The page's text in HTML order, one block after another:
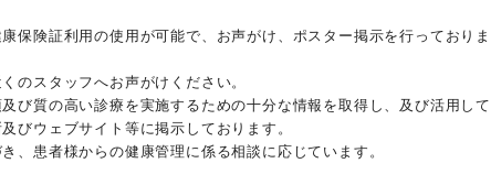
保険証利用の使用が可能で、お声がけ、ポスター掲示を行っておりま
スタッフへお声がけください。
び質の高い診療を実施するための十分な情報を取得し、及び活用して
びウェブサイト等に掲示しております。
、患者様からの健康管理に係る相談に応じています。